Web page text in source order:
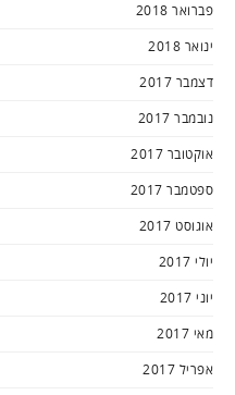
פברואר 2018
ינואר 2018
דצמבר 2017
נובמבר 2017
אוקטובר 2017
ספטמבר 2017
אוגוסט 2017
יולי 2017
יוני 2017
מאי 2017
אפריל 2017